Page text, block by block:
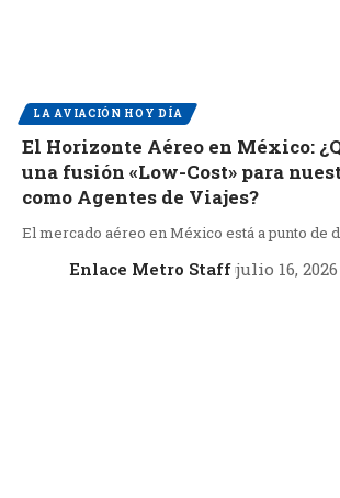
LA AVIACIÓN HOY DÍA
El Horizonte Aéreo en México:
una fusión «Low-Cost» para
como Agentes de Viajes?
El mercado aéreo en México está a punto de
Enlace Metro Staff julio 16, 2026